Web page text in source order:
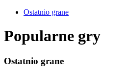
Ostatnio grane
Popularne gry
Ostatnio grane